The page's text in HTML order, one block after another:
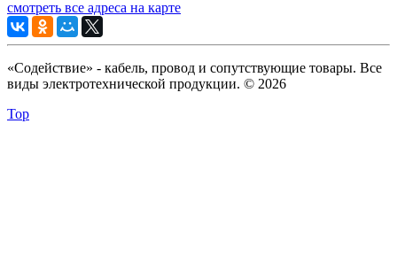
смотреть все адреса на карте
«Содействие» - кабель, провод и сопутствующие товары. Все
виды электротехнической продукции. © 2026
Top